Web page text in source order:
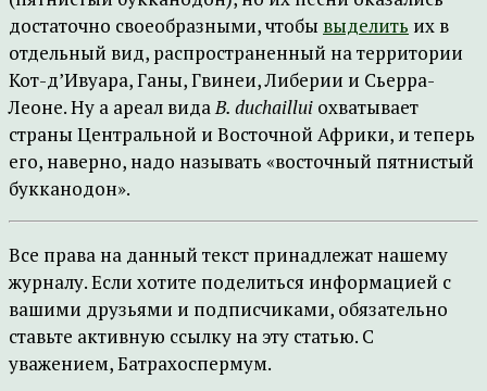
достаточно своеобразными, чтобы выделить их в
отдельный вид, распространенный на территории
Кот-д’Ивуара, Ганы, Гвинеи, Либерии и Сьерра-
Леоне. Ну а ареал видаB. duchaillui охватывает
страны Центральной и Восточной Африки, и теперь
его, наверно, надо называть «восточный пятнистый
букканодон».
Все права на данный текст принадлежат нашему
журналу. Если хотите поделиться информацией с
вашими друзьями и подписчиками, обязательно
ставьте активную ссылку на эту статью. С
уважением, Батрахоспермум.